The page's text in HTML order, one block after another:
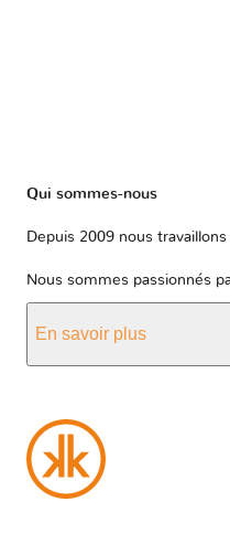
Qui sommes-nous
Depuis 2009 nous
Nous sommes passionnés
En savoir plus